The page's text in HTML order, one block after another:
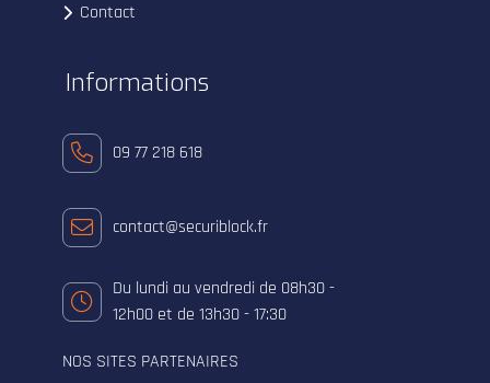
Contact
Informations
09 77 218 618
contact@securiblock.fr
Du lundi au vendredi de 08h30 -
12h00 et de 13h30 - 17:30
NOS SITES PARTENAIRES